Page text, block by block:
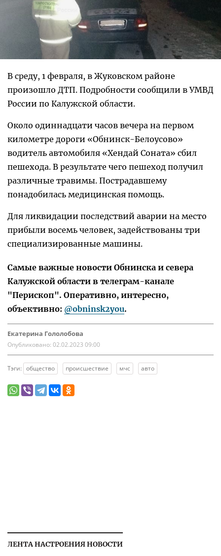
В среду, 1 февраля, в Жуковском районе
произошло ДТП. Подробности сообщили в УМВД
России по Калужской области.
Около одиннадцати часов вечера на первом
километре дороги «Обнинск-Белоусово»
водитель автомобиля «Хендай Соната» сбил
пешехода. В результате чего пешеход получил
различные травимы. Пострадавшему
понадобилась медицинская помощь.
Для ликвидации последствий аварии на место
прибыли восемь человек, задействованы три
специализированные машины.
Самые важные новости Обнинска и севера
Калужской области в телеграм-канале
"Перископ". Оперативно, интересно,
объективно: @obninsk2you.
Екатерина Гололобова
Опубликовано: 02.02.2023 09:00
Тэги: общество происшествие мчс авто
ЛЕНТА НАСТРОЕНИЯ НОВОСТИ